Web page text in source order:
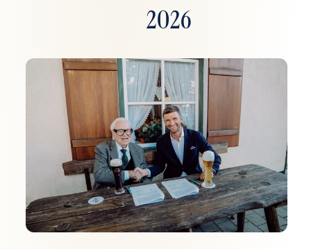
2026